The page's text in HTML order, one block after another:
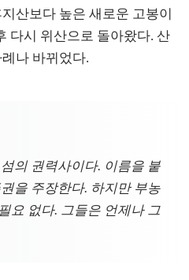
산보다 높은 새로운 고봉이
다시 위산으로 돌아왔다. 산
나 바뀌었다.
의 권력사이다. 이름을 붙
을 주장한다. 하지만 부농
요 없다. 그들은 언제나 그